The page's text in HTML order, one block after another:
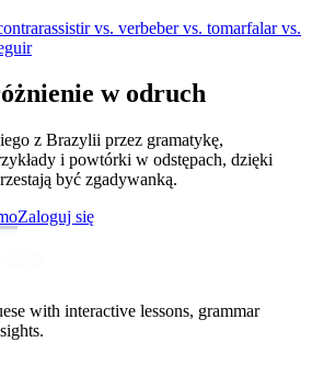
assistir vs. verbeber vs. tomarfalar vs.
w odruch
z Brazylii przez gramatykę,
i powtórki w odstępach, dzięki
być zgadywanką.
Zaloguj się
with interactive lessons, grammar